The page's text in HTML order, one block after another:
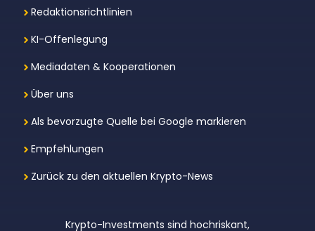
Redaktionsrichtlinien
KI-Offenlegung
Mediadaten & Kooperationen
Über uns
Als bevorzugte Quelle bei Google markieren
Empfehlungen
Zurück zu den aktuellen Krypto-News
Krypto-Investments sind hochriskant,